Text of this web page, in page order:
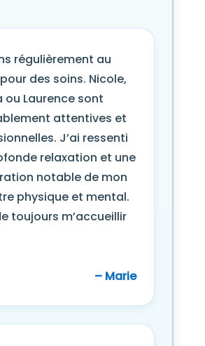
régulièrement au
des soins. Nicole,
ou Laurence sont
attentives et
J’ai ressenti
relaxation et une
notable de mon
physique et mental.
toujours m’accueillir
– Marie